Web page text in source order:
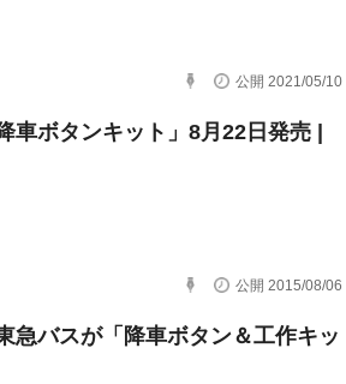
公開 2021/05/10
車ボタンキット」8月22日発売 |
公開 2015/08/06
バスが「降車ボタン＆工作キッ